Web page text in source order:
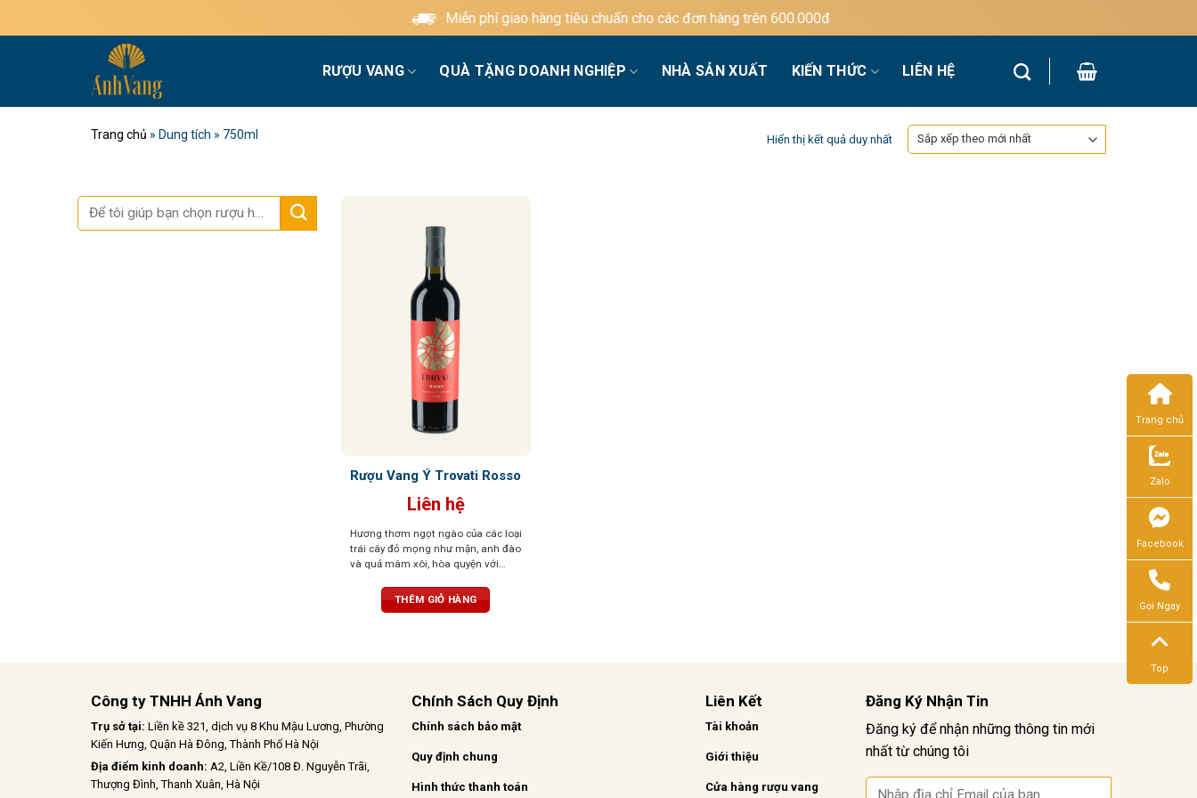
qua
Miễn phí giao hàng tiêu chuẩn cho các đơn hàng trên 600.000đ
RƯỢU VANG QUÀ TẶNG DOANH NGHIỆP NHÀ SẢN XUẤT KIẾN THỨC LIÊN HỆ
Trang chủ » Dung tích » 750ml Hiển thị kết quả duy nhất
Tìm
kiếm:
Rượu Vang Ý Trovati Rosso
Liên hệ
Hương thơm ngọt ngào của các loại
trái cây đỏ mọng như mận, anh đào
và quả mâm xôi, hòa quyện với
vị và vani. Vị chát mềm mại, tròn
trịa, cân bằng hoàn hảo với vị chua
THÊM GIỎ HÀNG
Công ty TNHH Ánh Vang
Trụ sở tại: Liền kề 321, dịch vụ 8 Khu Mậu Lương, Phường
Kiến Hưng, Quận Hà Đông, Thành Phố Hà Nội
Địa điểm kinh doanh: A2, Liền Kề/108 Đ. Nguyễn Trãi,
Thượng Đình, Thanh Xuân, Hà Nội
Chính Sách Quy Định
Chính sách bảo mật
Quy định chung
Hình thức thanh toán
Liên Kết
Tài khoản
Giới thiệu
Cửa hàng rượu vang
Đăng Ký Nhận Tin
Đăng ký để nhận những thông tin mới
nhất từ chúng tôi
Trang chủ
Zalo
Facebook
Gọi Ngay
Top